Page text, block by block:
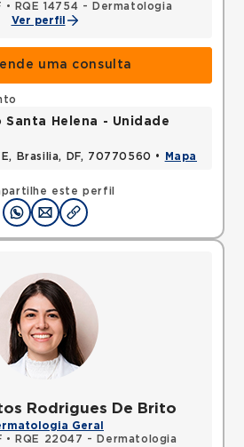
•
RQE 14754 - Dermatologia
Ver perfil
uma consulta
este perfil
Santa Helena - Unidade
Brasilia, DF, 70770560 • Mapa
Rodrigues De Brito
Geral
•
RQE 22047 - Dermatologia